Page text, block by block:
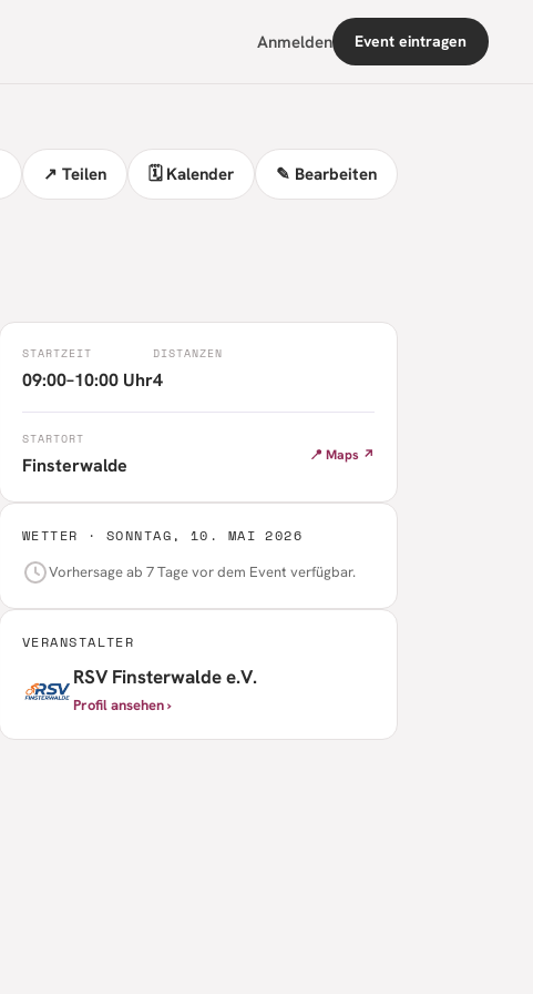
Anmelden Event eintragen
↗ Teilen 🗓 Kalender ✎ Bearbeiten
STARTZEIT
09:00–10:00 Uhr
DISTANZEN
4
STARTORT
Finsterwalde 📍 Maps ↗
WETTER · SONNTAG, 10. MAI 2026
Vorhersage ab 7 Tage vor dem Event verfügbar.
VERANSTALTER
RSV Finsterwalde e.V.
Profil ansehen ›